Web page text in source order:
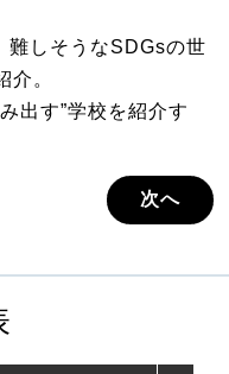
難しそうなSDGsの世
。
出す”学校を紹介す
次へ